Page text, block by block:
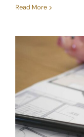
CONTACTE
Read More
registro